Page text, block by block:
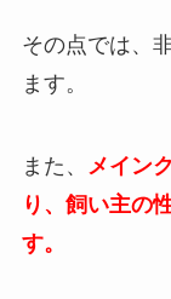
その点では、
ます。
また、
メイン
り、飼い主の
す。